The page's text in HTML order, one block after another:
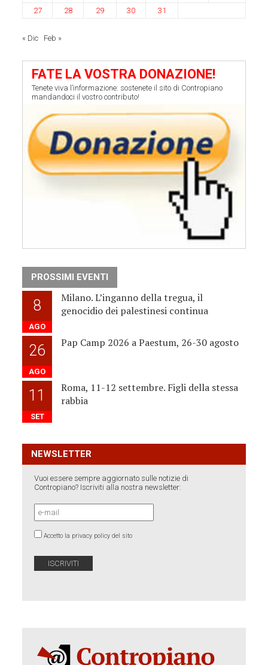
27
28 29 30 31
« Dic Feb »
FATE LA VOSTRA DONAZIONE!
Tenete viva l’informazione: sostenete il sito di Contropiano
mandandoci il vostro contributo!
PROSSIMI EVENTI
8
AGO
Milano. L’inganno della tregua, il
genocidio dei palestinesi continua
26
AGO
Pap Camp 2026 a Paestum, 26-30 agosto
11
SET
Roma, 11-12 settembre. Figli della stessa
rabbia
NEWSLETTER
Vuoi essere sempre aggiornato sulle notizie di
Contropiano? Iscriviti alla nostra newsletter:
Accetto la privacy policy del sito